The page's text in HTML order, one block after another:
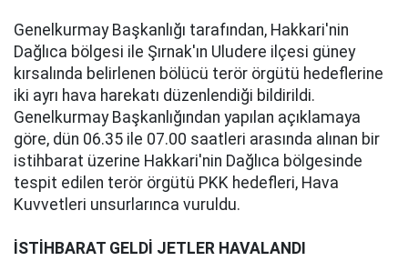
Genelkurmay Başkanlığı tarafından, Hakkari'nin
Dağlıca bölgesi ile Şırnak'ın Uludere ilçesi güney
kırsalında belirlenen bölücü terör örgütü hedeflerine
iki ayrı hava harekatı düzenlendiği bildirildi.
Genelkurmay Başkanlığından yapılan açıklamaya
göre, dün 06.35 ile 07.00 saatleri arasında alınan bir
istihbarat üzerine Hakkari'nin Dağlıca bölgesinde
tespit edilen terör örgütü PKK hedefleri, Hava
Kuvvetleri unsurlarınca vuruldu.
İSTİHBARAT GELDİ JETLER HAVALANDI